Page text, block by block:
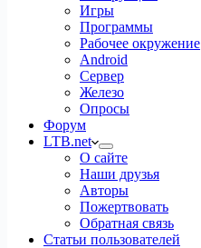
Игры
Программы
Рабочее окружение
Android
Сервер
Железо
Опросы
Форум
LTB.net
О сайте
Наши друзья
Авторы
Пожертвовать
Обратная связь
Статьи пользователей